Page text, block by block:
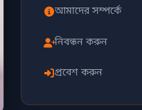
আমাদের সম্পর্কে
নিবন্ধন করুন
প্রবেশ করুন